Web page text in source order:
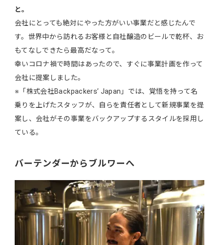
と。
会社にとっても絶対にやった方がいい事業だと感じたんで
す。世界中から訪れるお客様と自社醸造のビールで乾杯、お
もてなしできたら最高だなって。
幸いコロナ禍で時間はあったので、すぐに事業計画を作って
会社に提案しました。
※「株式会社Backpackers’ Japan」では、覚悟を持って名
乗りを上げたスタッフが、自らを責任者として新規事業を提
案し、会社がその事業をバックアップするスタイルを採用し
ている。
バーテンダーからブルワーへ